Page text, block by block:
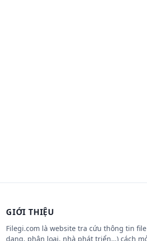
GIỚI THIỆU
Filegi.com là website tra cứu thông tin
dạng, phân loại, nhà phát triển…) cách